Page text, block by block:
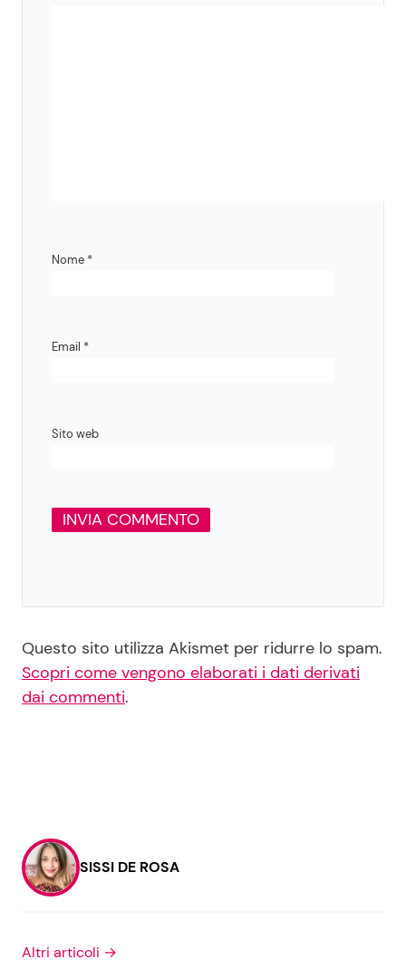
Nome *
Email *
Sito web
Questo sito utilizza Akismet per ridurre lo spam.
Scopri come vengono elaborati i dati derivati
dai commenti.
SISSI DE ROSA
Altri articoli →